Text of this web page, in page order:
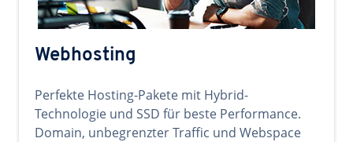
Webhosting
Perfekte Hosting-Pakete mit Hybrid-
Technologie und SSD für beste Performance.
Domain, unbegrenzter Traffic und Webspace